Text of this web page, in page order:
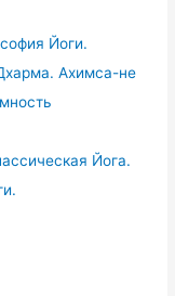
Йоги.
Ахимса-не
Йога.